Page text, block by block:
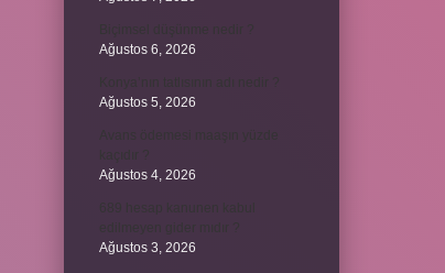
Ağustos 6, 2026
Ağustos 5, 2026
Ağustos 4, 2026
Ağustos 3, 2026